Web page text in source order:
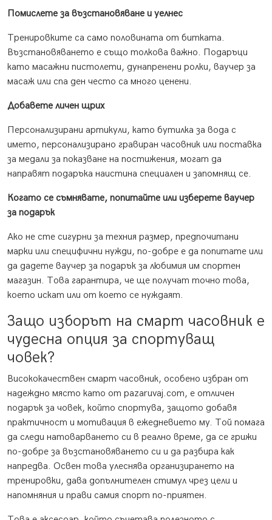
Помислете за възстановяване и уелнес
Тренировките са само половината от битката.
Възстановяването е също толкова важно. Подаръци
като масажни пистолети, дунапренени ролки, ваучер за
масаж или спа ден често са много ценени.
Добавете личен щрих
Персонализирани артикули, като бутилка за вода с
името, персонализирано гравиран часовник или поставка
за медали за показване на постижения, могат да
направят подаръка наистина специален и запомнящ се.
Когато се съмнявате, попитайте или изберете ваучер
за подарък
Ако не сте сигурни за техния размер, предпочитани
марки или специфични нужди, по-добре е да попитате или
да дадете ваучер за подарък за любимия им спортен
магазин. Това гарантира, че ще получат точно това,
което искат или от което се нуждаят.
Защо изборът на смарт часовник е
чудесна опция за спортуващ
човек?
Висококачествен смарт часовник, особено избран от
надеждно място като от pazaruvaj.com, е отличен
подарък за човек, който спортува, защото добавя
практичност и мотивация в ежедневието му. Той помага
да следи натоварването си в реално време, да се грижи
по-добре за възстановяването си и да разбира как
напредва. Освен това улеснява организирането на
тренировки, дава допълнителен стимул чрез цели и
напомняния и прави самия спорт по-приятен.